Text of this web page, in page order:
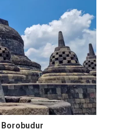
Borobudur